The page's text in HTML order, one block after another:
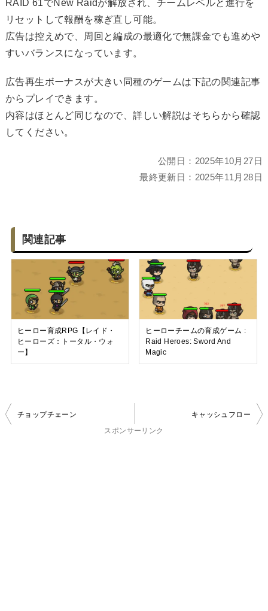
RAID 61でNew Raidが解放され、チームレベルと進行を
リセットして報酬を稼ぎ直し可能。
広告は控えめで、周回と編成の最適化で無課金でも進めや
すいバランスになっています。
広告再生ボーナスが大きい同種のゲームは下記の関連記事
からプレイできます。
内容はほとんど同じなので、詳しい解説はそちらから確認
してください。
公開日： 2025年10月27日
最終更新日： 2025年11月28日
関連記事
ヒーロー育成RPG【レイド・
ヒーローズ：トータル・ウォ
ー】
ヒーローチームの育成ゲーム :
Raid Heroes: Sword And
Magic
投
チョップチェーン
キャッシュフロー
スポンサーリンク